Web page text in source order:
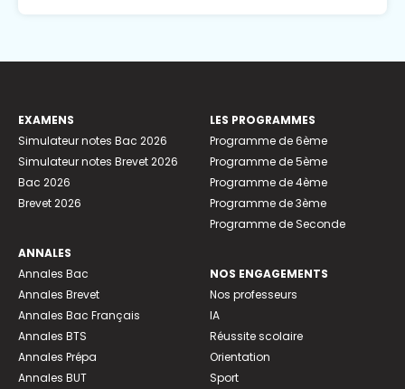
EXAMENS
Simulateur notes Bac 2026
Simulateur notes Brevet 2026
Bac 2026
Brevet 2026
ANNALES
Annales Bac
Annales Brevet
Annales Bac Français
Annales BTS
Annales Prépa
Annales BUT
LES PROGRAMMES
Programme de 6ème
Programme de 5ème
Programme de 4ème
Programme de 3ème
Programme de Seconde
NOS ENGAGEMENTS
Nos professeurs
IA
Réussite scolaire
Orientation
Sport